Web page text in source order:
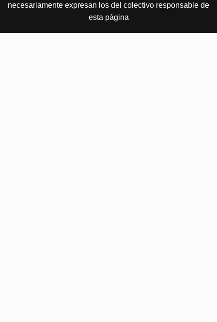
necesariamente expresan los del colectivo responsable de
esta página